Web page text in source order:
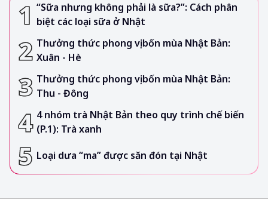
“Sữa nhưng không phải là sữa?”: Cách phân
biệt các loại sữa ở Nhật
Thưởng thức phong vị bốn mùa Nhật Bản:
Xuân - Hè
Thưởng thức phong vị bốn mùa Nhật Bản:
Thu - Đông
4 nhóm trà Nhật Bản theo quy trình chế biến
(P.1): Trà xanh
Loại dưa “ma” được săn đón tại Nhật